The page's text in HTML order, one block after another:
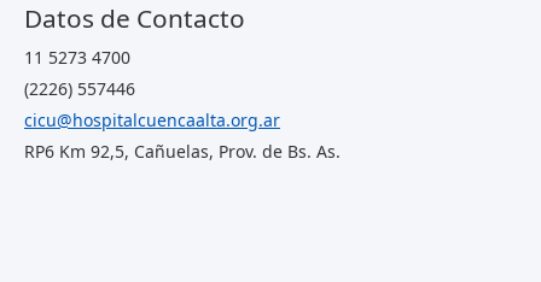
Datos de Contacto
11 5273 4700
(2226) 557446
cicu@hospitalcuencaalta.org.ar
RP6 Km 92,5, Cañuelas, Prov. de Bs. As.